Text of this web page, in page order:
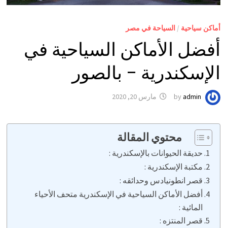
أماكن سياحية / السياحة في مصر
أفضل الأماكن السياحية في
الإسكندرية – بالصور
byadmin مارس 20, 2020
محتوي المقالة
حديقة الحيوانات بالإسكندرية :
مكتبة الإسكندرية :
قصر انطونيادس وحدائقه :
أفضل الأماكن السياحية في الإسكندرية متحف الأحياء
المائية :
قصر المنتزه :